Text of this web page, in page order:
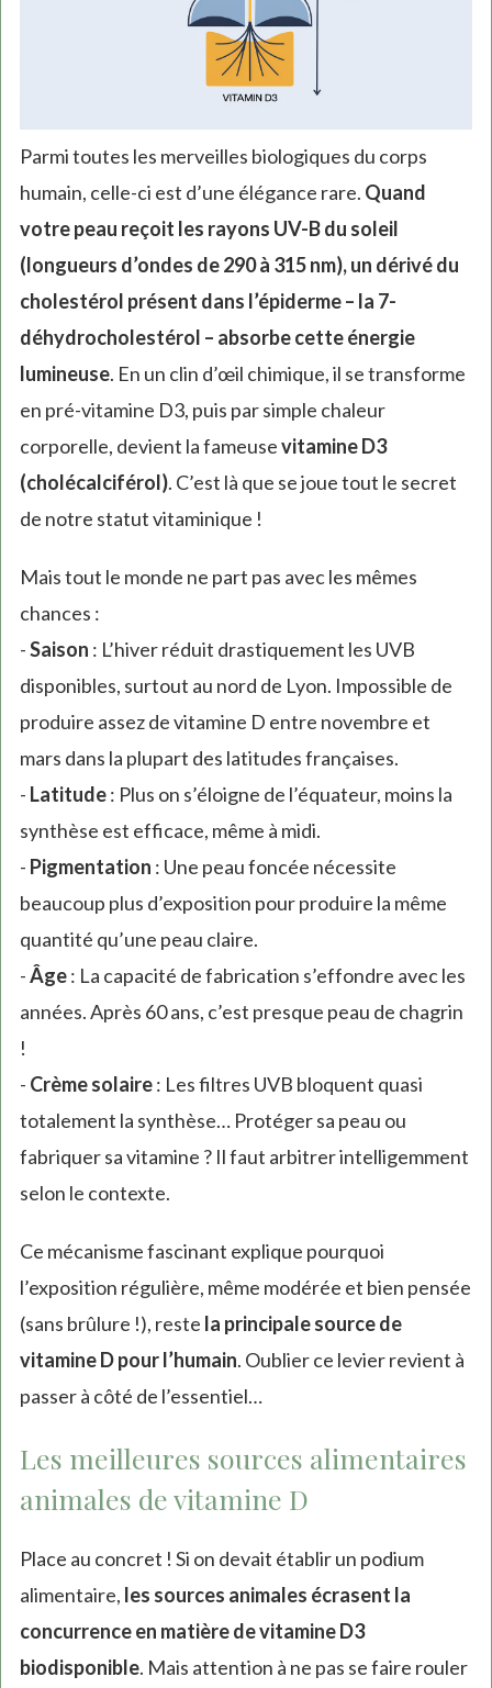
Parmi toutes les merveilles biologiques du corps
humain, celle-ci est d’une élégance rare. Quand
votre peau reçoit les rayons UV-B du soleil
(longueurs d’ondes de 290 à 315 nm), un dérivé du
cholestérol présent dans l’épiderme – la 7-
déhydrocholestérol – absorbe cette énergie
lumineuse. En un clin d’œil chimique, il se transforme
en pré-vitamine D3, puis par simple chaleur
corporelle, devient la fameusevitamine D3
(cholécalciférol). C’est là que se joue tout le secret
de notre statut vitaminique !
Mais tout le monde ne part pas avec les mêmes
chances :
-Saison : L’hiver réduit drastiquement les UVB
disponibles, surtout au nord de Lyon. Impossible de
produire assez de vitamine D entre novembre et
mars dans la plupart des latitudes françaises.
- Latitude: Plus on s’éloigne de l’équateur, moins la
synthèse est efficace, même à midi.
- Pigmentation : Une peau foncée nécessite
beaucoup plus d’exposition pour produire la même
quantité qu’une peau claire.
-Âge: La capacité de fabrication s’effondre avec les
années. Après 60 ans, c’est presque peau de chagrin
!
- Crème solaire: Les filtres UVB bloquent quasi
totalement la synthèse… Protéger sa peau ou
fabriquer sa vitamine ? Il faut arbitrer intelligemment
selon le contexte.
Ce mécanisme fascinant explique pourquoi
l’exposition régulière, même modérée et bien pensée
(sans brûlure !), reste la principale source de
vitamine D pour l’humain. Oublier ce levier revient à
passer à côté de l’essentiel…
Les meilleures sources alimentaires
animales de vitamine D
Place au concret ! Si on devait établir un podium
alimentaire, les sources animales écrasent la
concurrence en matière de vitamine D3
biodisponible. Mais attention à ne pas se faire rouler